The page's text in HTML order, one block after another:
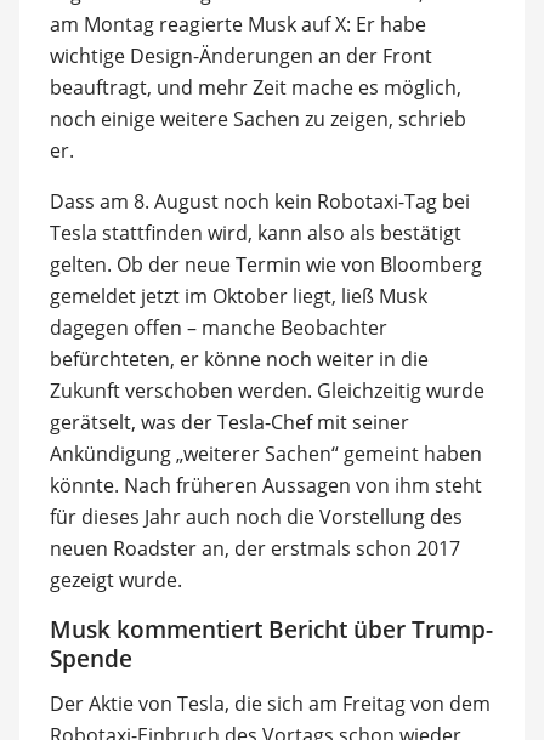
am Montag reagierte Musk auf X: Er habe
wichtige Design-Änderungen an der Front
beauftragt, und mehr Zeit mache es möglich,
noch einige weitere Sachen zu zeigen, schrieb
er.
Dass am 8. August noch kein Robotaxi-Tag bei
Tesla stattfinden wird, kann also als bestätigt
gelten. Ob der neue Termin wie von Bloomberg
gemeldet jetzt im Oktober liegt, ließ Musk
dagegen offen – manche Beobachter
befürchteten, er könne noch weiter in die
Zukunft verschoben werden. Gleichzeitig wurde
gerätselt, was der Tesla-Chef mit seiner
Ankündigung „weiterer Sachen“ gemeint haben
könnte. Nach früheren Aussagen von ihm steht
für dieses Jahr auch noch die Vorstellung des
neuen Roadster an, der erstmals schon 2017
gezeigt wurde.
Musk kommentiert Bericht über Trump-
Spende
Der Aktie von Tesla, die sich am Freitag von dem
Robotaxi-Einbruch des Vortags schon wieder